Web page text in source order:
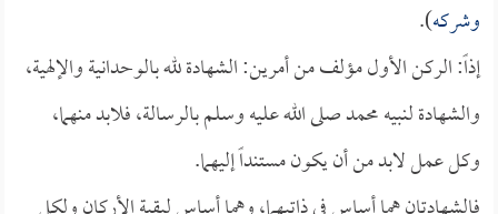
وشركه).
إذاً: الركن الأول مؤلف من أمرين: الشهادة لله بالوحدانية والإلهية،
والشهادة لنبيه محمد صلى الله عليه وسلم بالرسالة، فلابد منهما،
وكل عمل لابد من أن يكون مستنداً إليهما.